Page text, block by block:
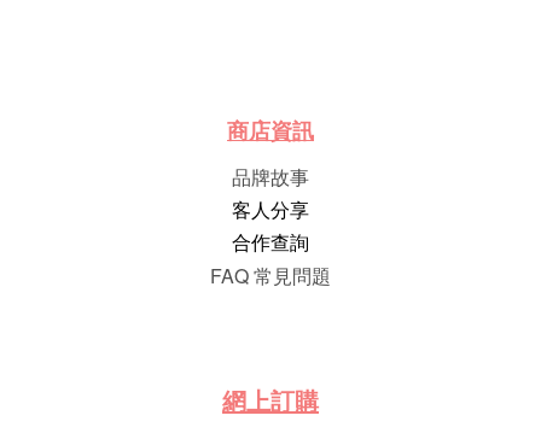
商店資訊
品牌故事
客人分享
合作查詢
FAQ 常見問題
網上訂購